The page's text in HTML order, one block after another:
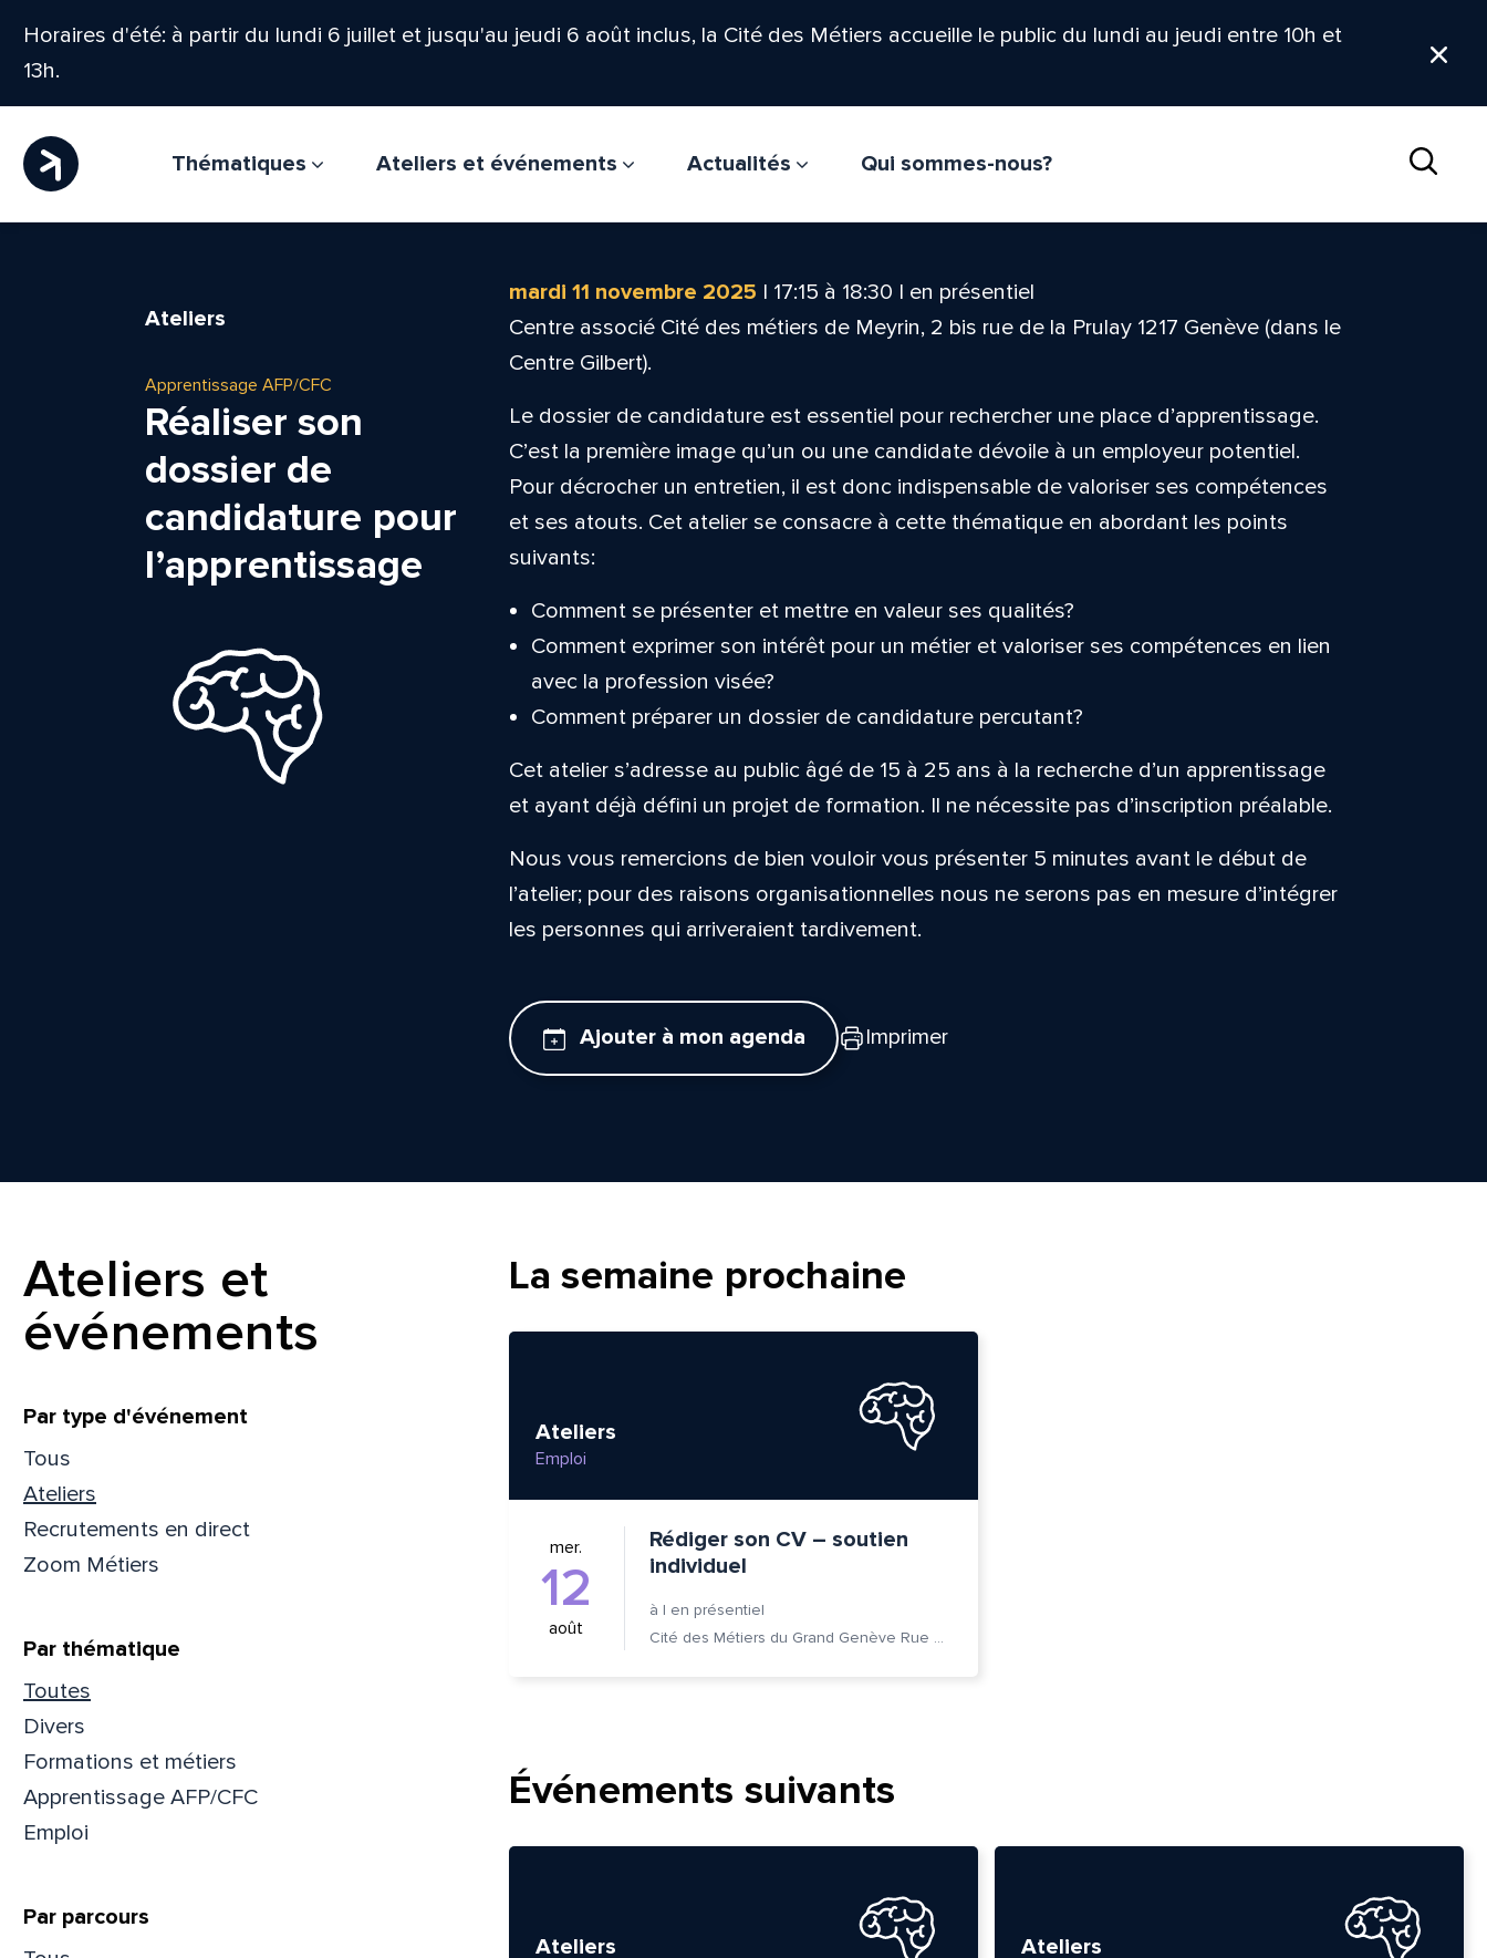
Horaires d'été: à partir du lundi 6 juillet et jusqu'au jeudi 6 août inclus, la Cité des Métiers accueille le public du lundi au jeudi entre 10h et
13h.
Thématiques Ateliers et événements Actualités
Qui sommes-nous?
Ateliers
Apprentissage AFP/CFC
Réaliser son
dossier de
candidature pour
l’apprentissage
mardi 11 novembre 2025 | 17:15 à 18:30 | en présentiel
Centre associé Cité des métiers de Meyrin, 2 bis rue de la Prulay 1217 Genève (dans le
Centre Gilbert).
Le dossier de candidature est essentiel pour rechercher une place d’apprentissage.
C’est la première image qu’un ou une candidate dévoile à un employeur potentiel.
Pour décrocher un entretien, il est donc indispensable de valoriser ses compétences
et ses atouts. Cet atelier se consacre à cette thématique en abordant les points
suivants:
Comment se présenter et mettre en valeur ses qualités?
Comment exprimer son intérêt pour un métier et valoriser ses compétences en lien
avec la profession visée?
Comment préparer un dossier de candidature percutant?
Cet atelier s’adresse au public âgé de 15 à 25 ans à la recherche d’un apprentissage
et ayant déjà défini un projet de formation. Il ne nécessite pas d’inscription préalable.
Nous vous remercions de bien vouloir vous présenter 5 minutes avant le début de
l’atelier; pour des raisons organisationnelles nous ne serons pas en mesure d’intégrer
les personnes qui arriveraient tardivement.
Ajouter à mon agenda Imprimer
Ateliers et
événements
Filtrer
Par type d'événement
Tous
Ateliers
Recrutements en direct
Zoom Métiers
Par thématique
Toutes
Divers
Formations et métiers
Apprentissage AFP/CFC
Emploi
Par parcours
La semaine prochaine
Ateliers
Emploi
mer.
12
août
Rédiger son CV – soutien
individuel
à | en présentiel
Cité des Métiers du Grand Genève Rue Prévost-Martin 6 1205 Genève
Événements suivants
Ateliers Ateliers
Quelle est la pertinence de cette
page?